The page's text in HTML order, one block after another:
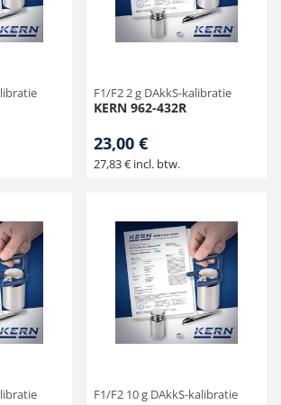
F1/F2 2 g DAkkS-kalibratie
KERN 962-432R
23,00 €
27,83 € incl. btw.
F1/F2 10 g DAkkS-kalibratie
software
experts